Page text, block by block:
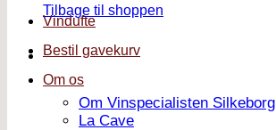
Tilbage til shoppen
Vindufte
Bestil gavekurv
Om os
Om Vinspecialisten Silkeborg
La Cave